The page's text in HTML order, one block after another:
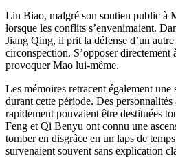
Lin Biao, malgré son soutien public à
lorsque les conflits s’envenimaient.
Jiang Qing, il prit la défense d’un
circonspection. S’opposer
provoquer Mao lui-même.
Les mémoires retracent également
durant cette période. Des
rapidement pouvaient être destituées
Feng et Qi Benyu ont connu une
tomber en disgrâce en un laps de
survenaient souvent sans explication